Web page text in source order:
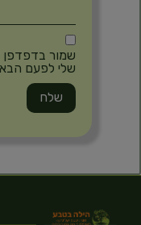
שמור בדפדפן
שלי לפעם